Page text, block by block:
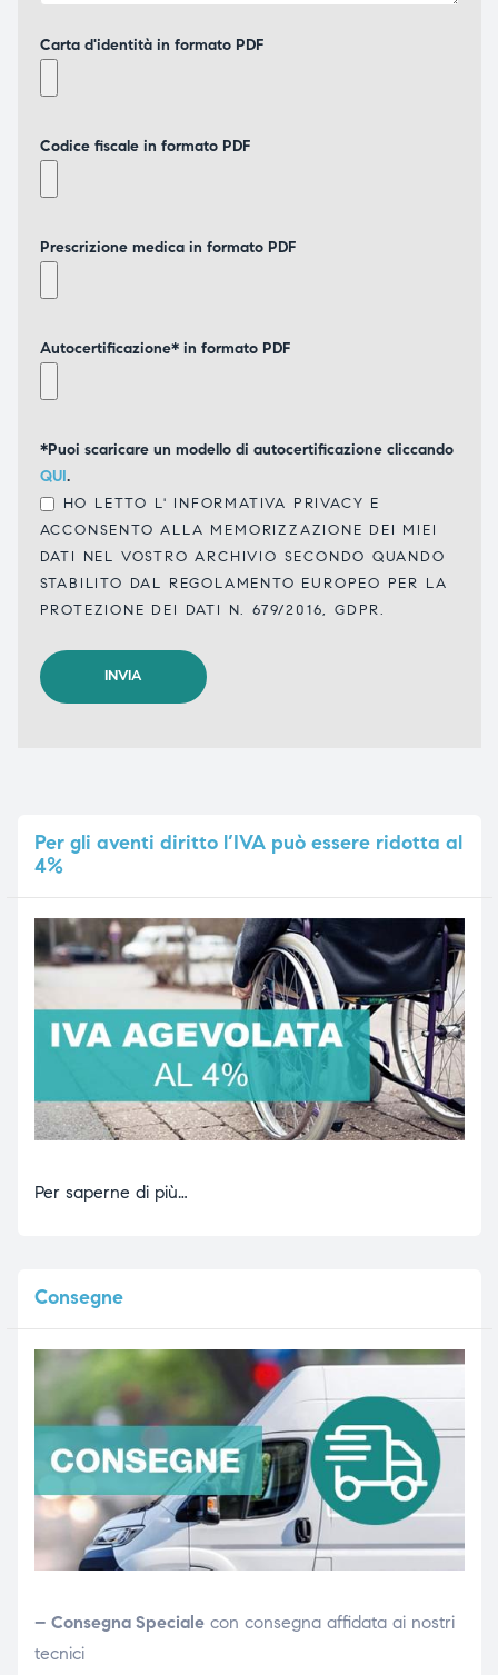
Carta d'identità in formato PDF
Codice fiscale in formato PDF
Prescrizione medica in formato PDF
Autocertificazione* in formato PDF
*Puoi scaricare un modello di autocertificazione cliccando
QUI.
HO LETTO L' INFORMATIVA PRIVACY E
ACCONSENTO ALLA MEMORIZZAZIONE DEI MIEI
DATI NEL VOSTRO ARCHIVIO SECONDO QUANDO
STABILITO DAL REGOLAMENTO EUROPEO PER LA
PROTEZIONE DEI DATI N. 679/2016, GDPR.
Pergli aventi diritto l’IVA può essere ridotta al
4%
Per saperne di più…
Consegne
– Consegna Specialecon consegna affidata ai nostri
tecnici